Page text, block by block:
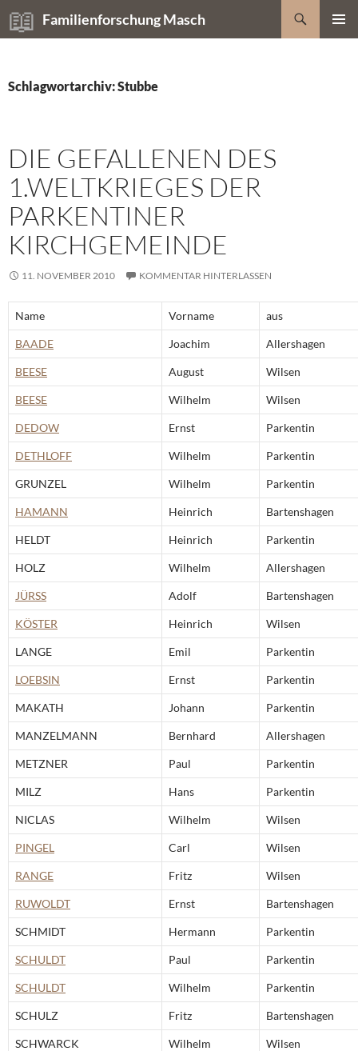
Zum
Inhalt
Familienforschung Masch
Suchen
Schlagwortarchiv: Stubbe
DIE GEFALLENEN DES
1.WELTKRIEGES DER
PARKENTINER
KIRCHGEMEINDE
11. NOVEMBER 2010 KOMMENTAR HINTERLASSEN
Name Vorname aus
BAADE Joachim Allershagen
BEESE August Wilsen
BEESE Wilhelm Wilsen
DEDOW Ernst Parkentin
DETHLOFF Wilhelm Parkentin
GRUNZEL Wilhelm Parkentin
HAMANN Heinrich Bartenshagen
HELDT Heinrich Parkentin
HOLZ Wilhelm Allershagen
JÜRSS Adolf Bartenshagen
KÖSTER Heinrich Wilsen
LANGE Emil Parkentin
LOEBSIN Ernst Parkentin
MAKATH Johann Parkentin
MANZELMANN Bernhard Allershagen
METZNER Paul Parkentin
MILZ Hans Parkentin
NICLAS Wilhelm Wilsen
PINGEL Carl Wilsen
RANGE Fritz Wilsen
RUWOLDT Ernst Bartenshagen
SCHMIDT Hermann Parkentin
SCHULDT Paul Parkentin
SCHULDT Wilhelm Parkentin
SCHULZ Fritz Bartenshagen
SCHWARCK Wilhelm Wilsen